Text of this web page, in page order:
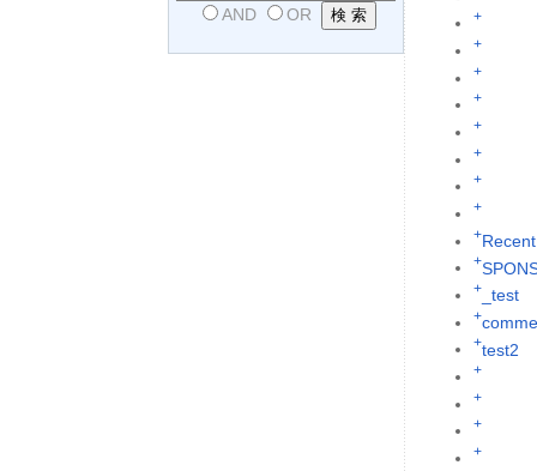
AND OR
+
+
+
+
+
+
+
+
+
+
+_test
+
+test2
+
+
+
+